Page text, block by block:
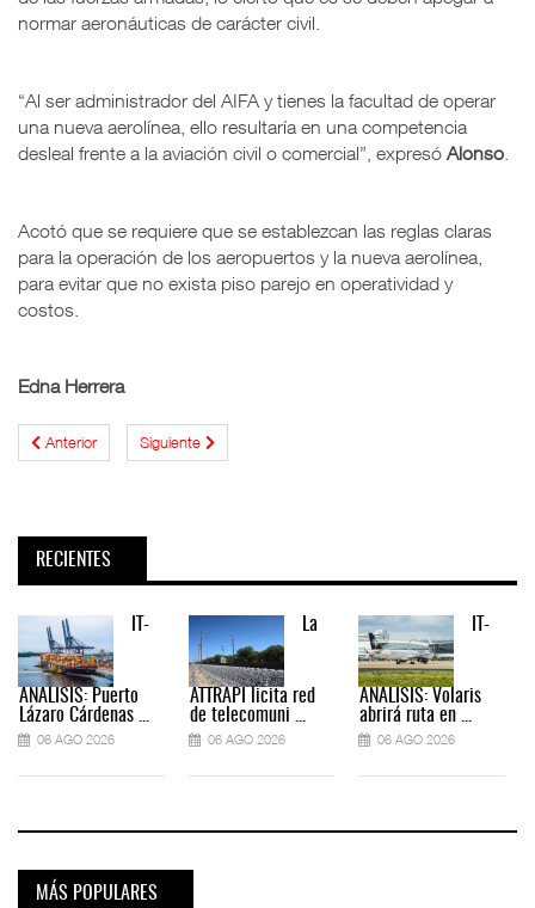
normar aeronáuticas de carácter civil.
“Al ser administrador del AIFA y tienes la facultad de operar
una nueva aerolínea, ello resultaría en una competencia
desleal frente a la aviación civil o comercial”, expresó Alonso
Acotó que se requiere que se establezcan las reglas claras
para la operación de los aeropuertos y la nueva aerolínea,
para evitar que no exista piso parejo en operatividad y
costos.
Edna Herrera
Anterior Siguiente
RECIENTES
IT-
ANÁLISIS: Puerto
Lázaro Cárdenas ...
06 AGO 2026
La
ATTRAPI licita red
de telecomuni ...
06 AGO 2026
IT-
ANÁLISIS: Volaris
abrirá ruta en ...
06 AGO 2026
MÁS POPULARES